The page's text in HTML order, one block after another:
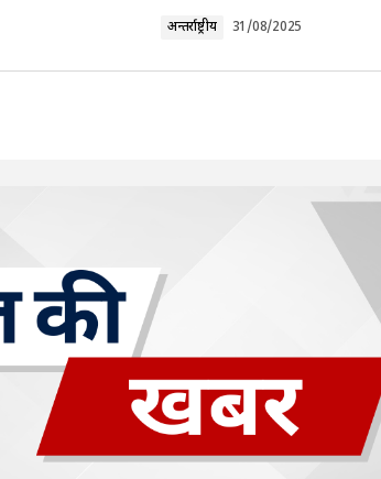
अन्तर्राष्ट्रीय 31/08/2025